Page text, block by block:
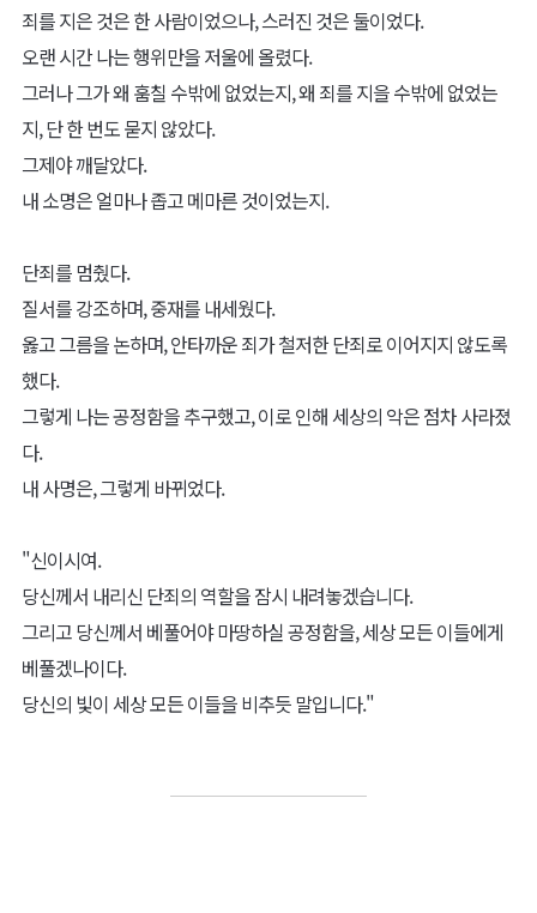
죄를 지은 것은 한 사람이었으나, 스러진 것은 둘이었다.
오랜 시간 나는 행위만을 저울에 올렸다.
그러나 그가 왜 훔칠 수밖에 없었는지, 왜 죄를 지을 수밖에 없었는
지, 단 한 번도 묻지 않았다.
그제야 깨달았다.
내 소명은 얼마나 좁고 메마른 것이었는지.
단죄를 멈췄다.
질서를 강조하며, 중재를 내세웠다.
옳고 그름을 논하며, 안타까운 죄가 철저한 단죄로 이어지지 않도록
했다.
그렇게 나는 공정함을 추구했고, 이로 인해 세상의 악은 점차 사라졌
다.
내 사명은, 그렇게 바뀌었다.
"신이시여.
당신께서 내리신 단죄의 역할을 잠시 내려놓겠습니다.
그리고 당신께서 베풀어야 마땅하실 공정함을, 세상 모든 이들에게
베풀겠나이다.
당신의 빛이 세상 모든 이들을 비추듯 말입니다."